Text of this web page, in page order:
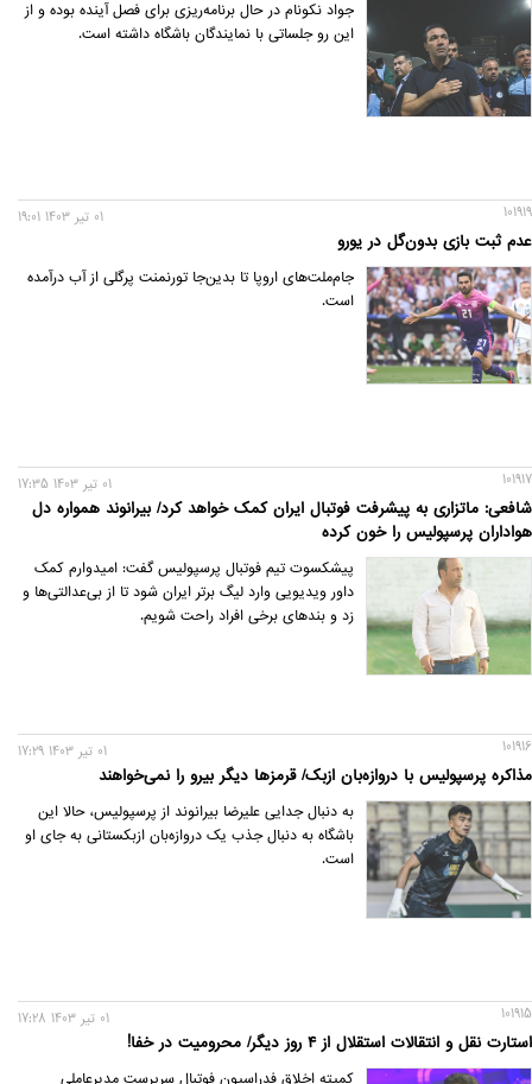
جواد نکونام در حال برنامه‌ریزی برای فصل آینده بوده و از
این رو جلساتی با نمایندگان باشگاه داشته است.
101919
عدم ثبت بازی بدون‌گل در یورو
01 تير 1403 19:01
جام‌ملت‌های اروپا تا بدین‌جا تورنمنت پرگلی از آب درآمده
است.
101917
شافعی: ماتزاری به پیشرفت فوتبال ایران کمک خواهد کرد/ بیرانوند همواره دل
هواداران پرسپولیس را خون کرده
01 تير 1403 17:35
پیشکسوت تیم فوتبال پرسپولیس گفت: امیدوارم کمک
داور ویدیویی وارد لیگ برتر ایران شود تا از بی‌عدالتی‌ها و
زد و بندهای برخی افراد راحت شویم.
101916
مذاکره پرسپولیس با دروازه‌بان ازبک/ قرمزها دیگر بیرو را نمی‌خواهند
01 تير 1403 17:29
به دنبال جدایی علیرضا بیرانوند از پرسپولیس، حالا این
باشگاه به دنبال جذب یک دروازه‌بان ازبکستانی به جای او
است.
101915
استارت نقل و انتقالات استقلال از ۴ روز دیگر/ محرومیت در خفا!
01 تير 1403 17:28
کمیته اخلاق فدراسیون فوتبال سرپرست مدیرعاملی